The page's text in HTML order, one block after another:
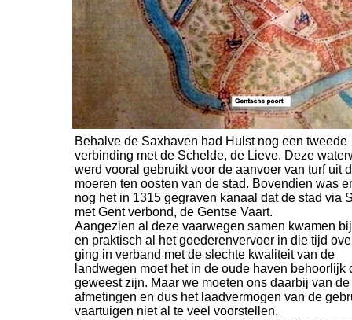
Behalve de Saxhaven had Hulst nog een tweede
verbinding met de Schelde, de Lieve. Deze
werd vooral gebruikt voor de aanvoer van turf uit
moeren ten oosten van de stad. Bovendien was
nog het in 1315 gegraven kanaal dat de stad via
met Gent verbond, de Gentse Vaart.
Aangezien al deze vaarwegen samen kwamen
en praktisch al het goederenvervoer in die tijd
ging in verband met de slechte kwaliteit van de
landwegen moet het in de oude haven behoorlijk
geweest zijn. Maar we moeten ons daarbij van de
afmetingen en dus het laadvermogen van de
vaartuigen niet al te veel voorstellen.